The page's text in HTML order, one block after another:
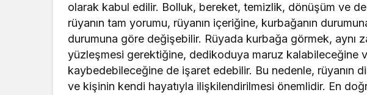
olarak kabul edilir. Bolluk, bereket, temizlik, dönüşüm ve
rüyanın tam yorumu, rüyanın içeriğine, kurbağanın
durumuna göre değişebilir. Rüyada kurbağa görmek, aynı
yüzleşmesi gerektiğine, dedikoduya maruz kalabileceğine
kaybedebileceğine de işaret edebilir. Bu nedenle, rüyanın
ve kişinin kendi hayatıyla ilişkilendirilmesi önemlidir. En